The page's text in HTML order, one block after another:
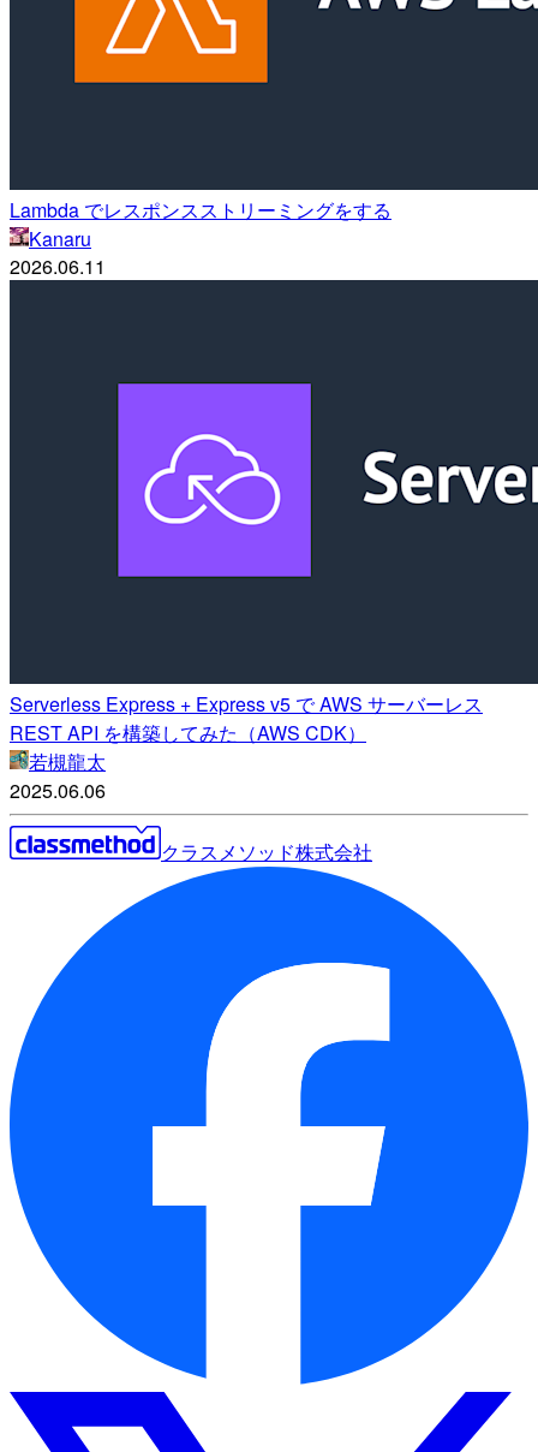
Lambda でレスポンスストリーミングをする
Kanaru
2026.06.11
Serverless Express + Express v5 で AWS サーバーレス
REST API を構築してみた（AWS CDK）
若槻龍太
2025.06.06
クラスメソッド株式会社